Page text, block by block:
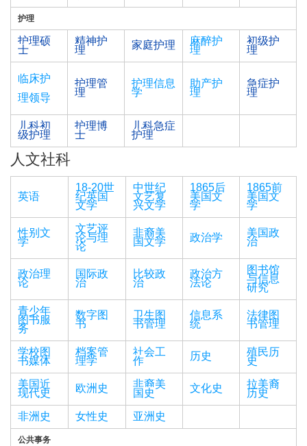
护理
护理硕
士
精神护
理 家庭护理 麻醉护
理
初级护
理
临床护
理领导
护理管
理
护理信息
学
助产护
理
急症护
理
儿科初
级护理
护理博
士
儿科急症
护理
人文社科
英语
18-20世
纪英国
文学
中世纪
文艺复
兴文学
1865后
美国文
学
1865前
美国文
学
性别文
学
文艺评
论与理
论
非裔美
国文学 政治学 美国政
治
政治理
论
国际政
治
比较政
治
政治方
法论
图书馆
与信息
研究
青少年
图书服
务
数字图
书
卫生图
书管理
信息系
统
法律图
书管理
学校图
书媒体
档案管
理学
社会工
作 历史 殖民历
史
美国近
现代史 欧洲史 非裔美
国史 文化史 拉美裔
历史
非洲史
女性史 亚洲史
公共事务